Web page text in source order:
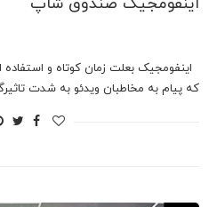
اینفومجیک بعلت زمان کوتاه و
که پیام به مخاطبان ویدئو به شدت